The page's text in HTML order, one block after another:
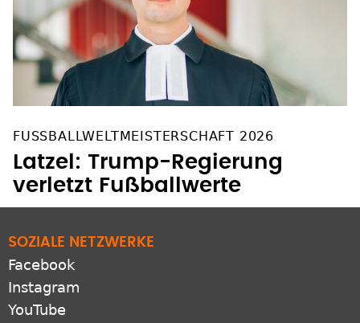
FUSSBALLWELTMEISTERSCHAFT 2026
Latzel: Trump-Regierung
verletzt Fußballwerte
SOZIALE NETZWERKE
Facebook
Instagram
YouTube